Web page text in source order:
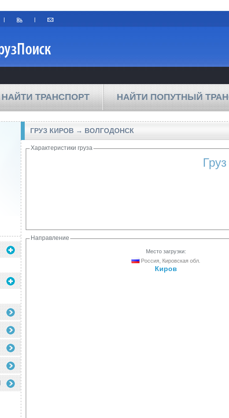
НАЙТИ ТРАНСПОРТ НАЙТИ ПОПУТНЫЙ
ГРУЗ КИРОВ → ВОЛГОДОНСК
Характеристики груза
Направление
Место загрузки:
Россия, Кировская обл.
Киров